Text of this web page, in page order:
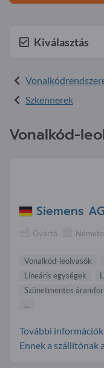
Kiválasztás
Szkennerek
Vonalkód-
Siemens
Gyártó
Vonalkód-leolvasók
Lineáris egységek
Szünetmentes
...
További
Ennek a szállítónak